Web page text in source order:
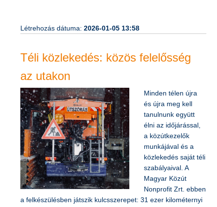
Létrehozás dátuma:2026-01-05 13:58
Téli közlekedés: közös felelősség
az utakon
Minden télen újra
és újra meg kell
tanulnunk együtt
élni az időjárással,
a közútkezelők
munkájával és a
közlekedés saját téli
szabályaival. A
Magyar Közút
Nonprofit Zrt. ebben
a felkészülésben játszik kulcsszerepet: 31 ezer kilométernyi